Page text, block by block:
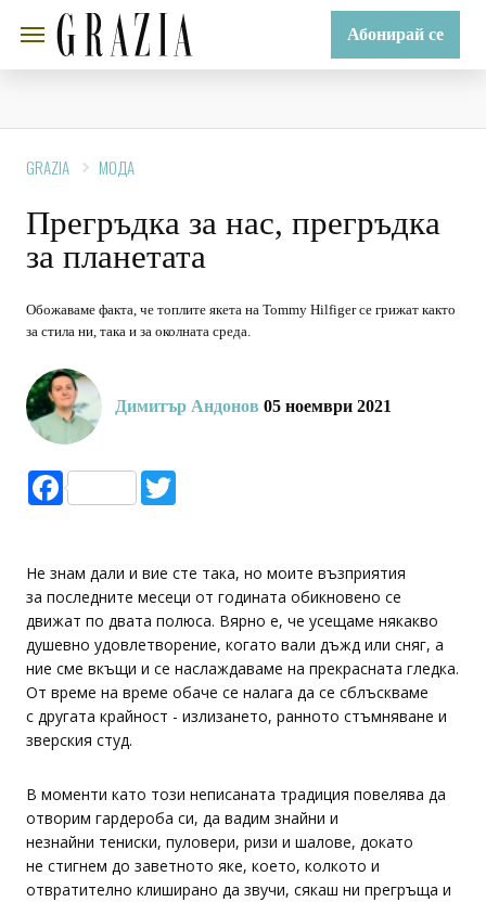
Абонирай се
GRAZIA МОДА
Прегръдка за нас, прегръдка
за планетата
Обожаваме факта, че топлите якета на Tommy Hilfiger се грижат както
за стила ни, така и за околната среда.
Димитър Андонов 05 ноември 2021
Facebook
Не знам дали и вие сте така, но моите възприятия
за последните месеци от годината обикновено се
движат по двата полюса. Вярно е, че усещаме някакво
душевно удовлетворение, когато вали дъжд или сняг, а
ние сме вкъщи и се наслаждаваме на прекрасната гледка.
От време на време обаче се налага да се сблъскваме
с другата крайност - излизането, ранното стъмняване и
зверския студ.
В моменти като този неписаната традиция повелява да
отворим гардероба си, да вадим знайни и
незнайни тениски, пуловери, ризи и шалове, докато
не стигнем до заветното яке, което, колкото и
отвратително клиширано да звучи, сякаш ни прегръща и